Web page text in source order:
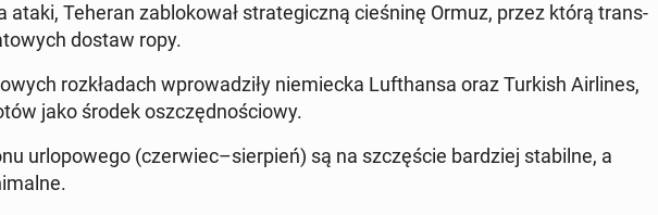
ataki, Teheran zablokował strate­giczną cieśn­inę Ormuz, przez którą trans­
dostaw ropy.
rozkładach wprowadz­iły niemiec­ka Lufthansa oraz Turkish Air­lines,
jako środek os­zczęd­noś­ciowy.
ur­lopowego (cz­er­wiec–sier­pień) są na szczęś­cie bardziej sta­bilne, a